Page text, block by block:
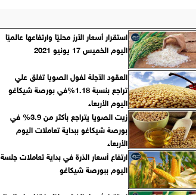
استقرار أسعار الأرز محليًا وارتفاعها عالميًا
اليوم الخميس 17 يونيو 2021
العقود اﻵجلة لفول الصويا تغلق علي
تراجع بنسبة 1.18%في بورصة شيكاغو
اليوم اﻷربعاء
زيت الصويا يتراجع بأكثر من 3.9% في
بورصة شيكاغو ببداية تعاملات اليوم
الأربعاء
ارتفاع أسعار الذرة في بداية تعاملات جلسة
اليوم ببورصة شيكاغو